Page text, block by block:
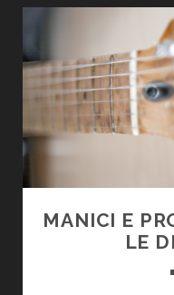
MANICI E
LE